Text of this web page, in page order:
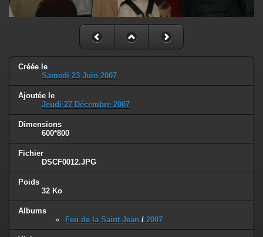
Créée le
Samedi 23 Juin 2007
Ajoutée le
Jeudi 27 Décembre 2007
Dimensions
600*800
Fichier
DSCF0012.JPG
Poids
32 Ko
Albums
Feu de la Saint Jean / 2007